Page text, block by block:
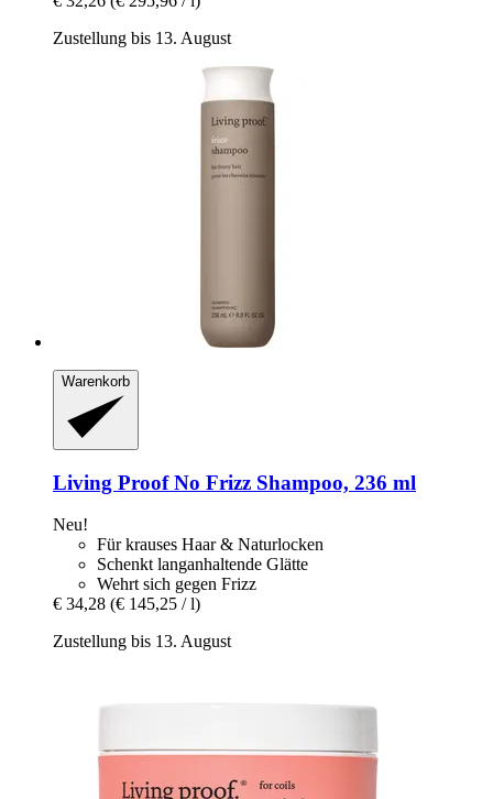
Zustellung bis 13. August
Warenkorb
Living ProofNo Frizz Shampoo, 236 ml
Neu!
Für krauses Haar & Naturlocken
Schenkt langanhaltende Glätte
Wehrt sich gegen Frizz
€ 34,28 (€ 145,25 / l)
Zustellung bis 13. August